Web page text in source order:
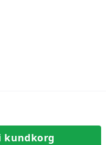
kundkorg